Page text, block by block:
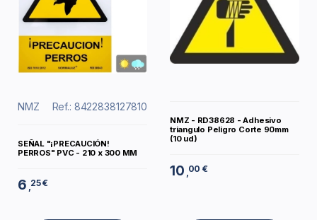
NMZ Ref.: 8422838127810
SEÑAL "¡PRECAUCIÓN!
PERROS" PVC - 210 x 300 MM
6 25 €
NMZ - RD38628 - Adhesivo
triangulo Peligro Corte 90mm
(10 ud)
10 00 €